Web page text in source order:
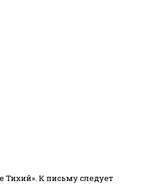
Тихий». К письму следует